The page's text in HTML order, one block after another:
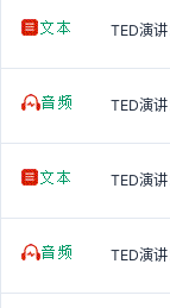
TED演
TED演
TED演
TED演